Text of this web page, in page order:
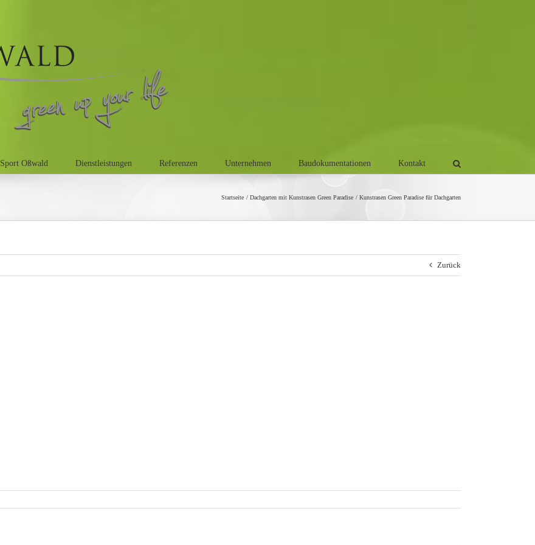
Sport Oßwald Dienstleistungen Referenzen Unternehmen Baudokumentationen Kontakt
Startseite Dachgarten mit Kunstrasen Green Paradise Kunstrasen Green Paradise für Dachgarten
Zurück